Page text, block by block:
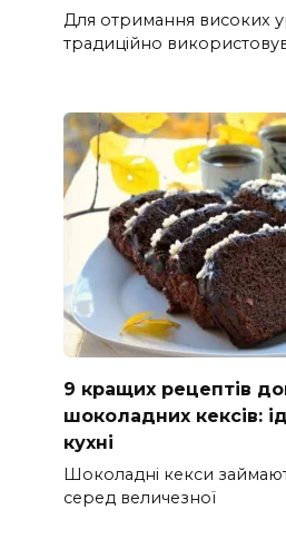
Для отримання високих
традиційно
9 кращих рецептів
шоколадних кексів:
кухні
Шоколадні кекси
серед величезної